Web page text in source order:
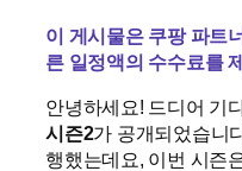
이 게시물은 쿠팡 파트
른 일정액의 수수료를
안녕하세요! 드디어 기
시즌2가 공개되었습니
행했는데요, 이번 시즌